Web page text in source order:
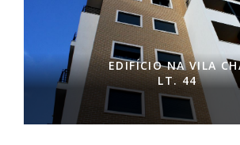
EDIFÍCIO NA VILA
LT. 44